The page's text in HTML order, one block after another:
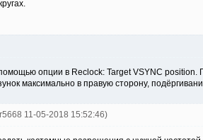
опции в Reclock: Target VSYNC position.
максимально в правую сторону,
11-05-2018 15:52:46)